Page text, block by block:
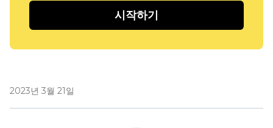
시작하기
2023년 3월 21일